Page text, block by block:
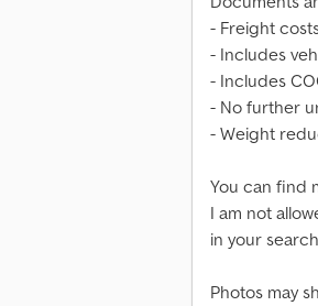
- Freight
- Includes
- Includes
- No further
- Weight
You can find
I am not
in your
Photos may